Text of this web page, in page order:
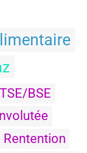
TSE/BSE
Rentention